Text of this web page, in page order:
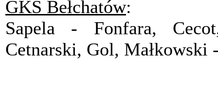
GKS Bełchatów:
Sapela - Fonfara,
Cetnarski, Gol,